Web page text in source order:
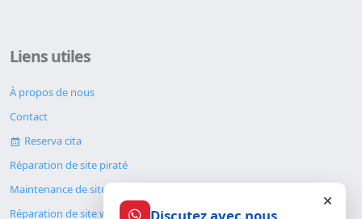
Liens utiles
À propos de nous
Contact
Reserva cita
Réparation de site piraté
Maintenance de site web
Réparation de site web